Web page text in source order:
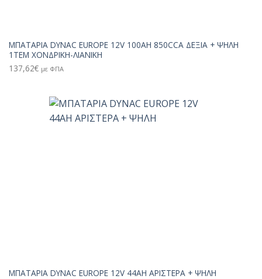
ΜΠΑΤΑΡΙΑ DYNAC EUROPE 12V 100AH 850CCA ΔΕΞΙΑ + ΨΗΛΗ
1TEM ΧΟΝΔΡΙΚΗ-ΛΙΑΝΙΚΗ
137,62€ με ΦΠΑ
ΜΠΑΤΑΡΙΑ DYNAC EUROPE 12V 44AH ΑΡΙΣΤΕΡΑ + ΨΗΛΗ